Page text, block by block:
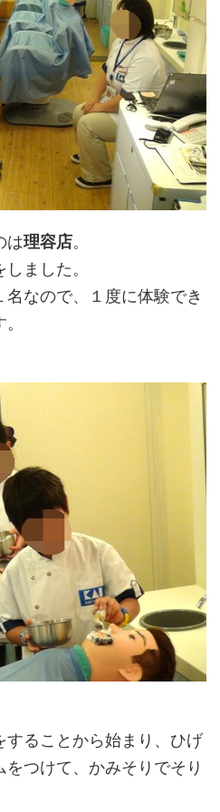
は理容店。
しました。
なので、１度に体験でき
することから始まり、ひげ
つけて、かみそりでそり